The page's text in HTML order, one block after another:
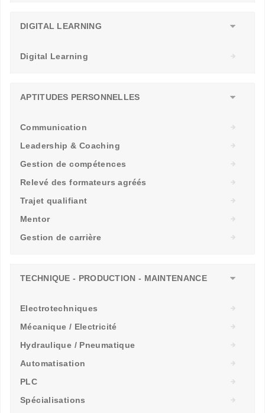
DIGITAL LEARNING
Digital Learning
APTITUDES PERSONNELLES
Communication
Leadership & Coaching
Gestion de compétences
Relevé des formateurs agréés
Trajet qualifiant
Mentor
Gestion de carrière
TECHNIQUE - PRODUCTION - MAINTENANCE
Electrotechniques
Mécanique / Electricité
Hydraulique / Pneumatique
Automatisation
PLC
Spécialisations